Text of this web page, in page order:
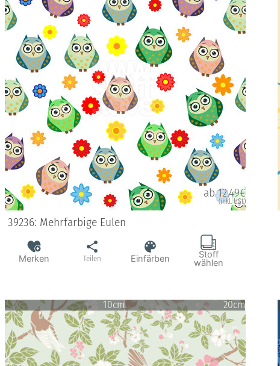
ab 12.49€
(inkl. USt)
39236: Mehrfarbige Eulen
Merken Teilen Einfärben Stoff
wählen
10cm 20cm